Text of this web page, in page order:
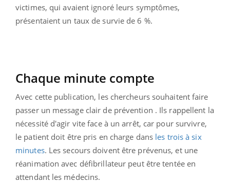
victimes, qui avaient ignoré leurs symptômes,
présentaient un taux de survie de 6 %.
Chaque minute compte
Avec cette publication, les chercheurs souhaitent faire
passer un message clair de prévention . Ils rappellent la
nécessité d'agir vite face à un arrêt, car pour survivre,
le patient doit être pris en charge dans les trois à six
minutes. Les secours doivent être prévenus, et une
réanimation avec défibrillateur peut être tentée en
attendant les médecins.